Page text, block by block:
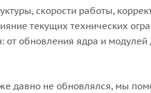
скорости работы,
текущих технических
обновления ядра и
давно не обновлялся, мы